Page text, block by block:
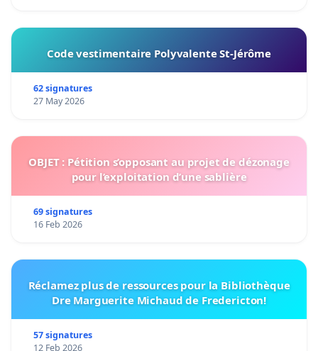
Code vestimentaire Polyvalente St-Jérôme
62 signatures
27 May 2026
OBJET : Pétition s’opposant au projet de dézonage
pour l’exploitation d’une sablière
69 signatures
16 Feb 2026
Réclamez plus de ressources pour la Bibliothèque
Dre Marguerite Michaud de Fredericton!
57 signatures
12 Feb 2026